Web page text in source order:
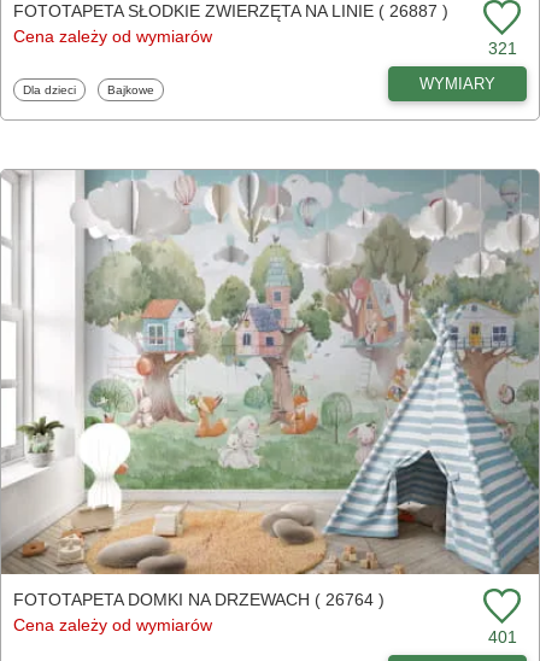
FOTOTAPETA SŁODKIE ZWIERZĘTA NA LINIE ( 26887 )
Cena zależy od wymiarów
321
Fototapety
Dla dzieci Fototapety
Bajkowe WYMIARY
FOTOTAPETA DOMKI NA DRZEWACH ( 26764 )
Cena zależy od wymiarów
401